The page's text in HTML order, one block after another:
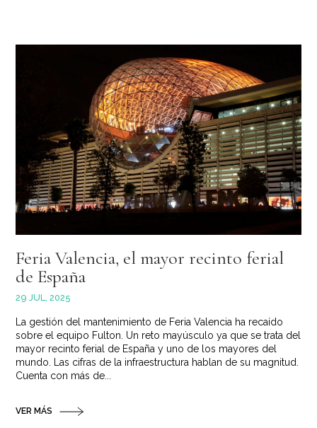
Feria Valencia, el mayor recinto ferial
de España
29 JUL, 2025
La gestión del mantenimiento de Feria Valencia ha recaído
sobre el equipo Fulton. Un reto mayúsculo ya que se trata del
mayor recinto ferial de España y uno de los mayores del
mundo. Las cifras de la infraestructura hablan de su magnitud.
Cuenta con más de...
VER MÁS